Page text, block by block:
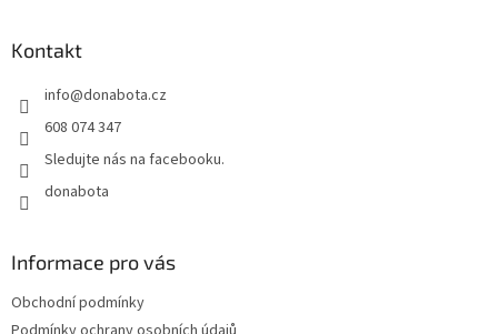
Kontakt
info@donabota.cz
608 074 347
Sledujte nás na facebooku.
donabota
Informace pro vás
Obchodní podmínky